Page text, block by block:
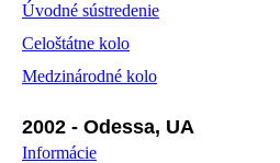
Úvodné sústredenie
Celoštátne kolo
Medzinárodné kolo
2002 - Odessa, UA
Informácie